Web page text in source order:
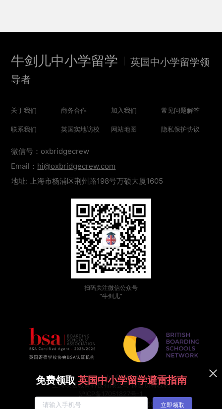
牛剑儿中小学留学
英国中小学留学领
导者
关于我们 商务合作 加入我们 常见问题解答
联系我们 英国实地访校 网站地图 隐私保护协议
微信号：oxbridgecrew
Email： hi@oxbridgecrew.com
地址: 上海市杨浦区荆州路198号万硕大厦1605
扫码关注微信公众号
“牛剑儿”
免费领取 英国中小学留学避雷指南
立即领取
Copyright © 2026
上海瑛涵教育科技有限公司 保留所有权利
沪公网安备31011002007769号